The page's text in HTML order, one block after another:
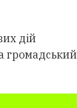
дій
громадський